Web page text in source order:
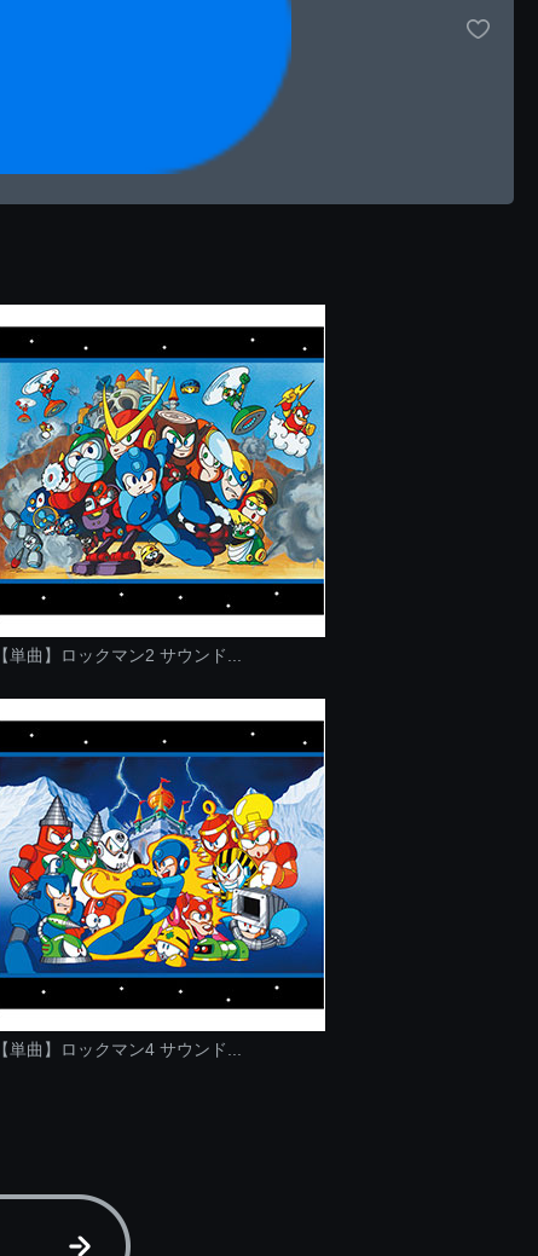
【単曲】ロックマン2 サウンド...
【単曲】ロックマン4 サウンド...